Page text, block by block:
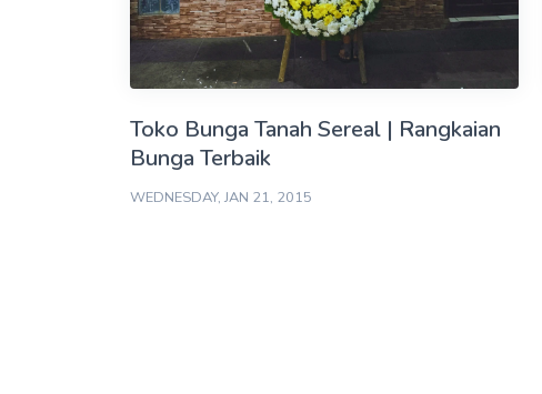
Toko Bunga Tanah Sereal | Rangkaian
Bunga Terbaik
WEDNESDAY, JAN 21, 2015